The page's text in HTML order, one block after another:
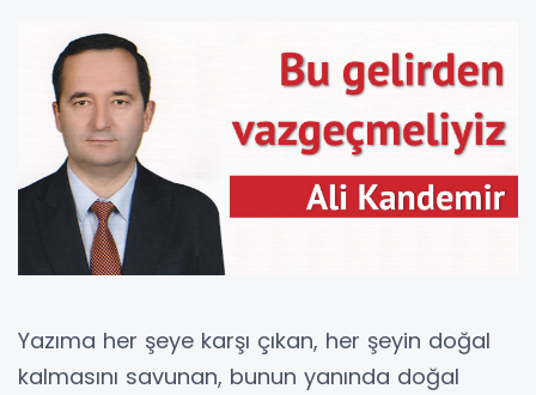
Yazıma her şeye karşı çıkan, her şeyin doğal
kalmasını savunan, bunun yanında doğal